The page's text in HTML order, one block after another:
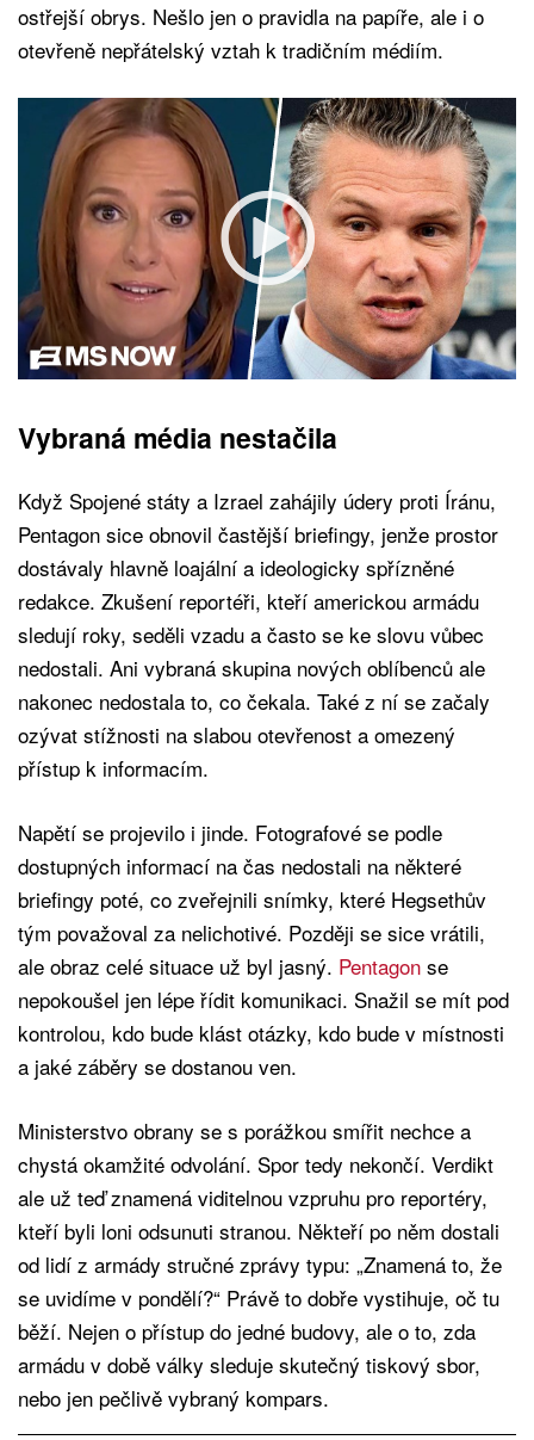
ostřejší obrys. Nešlo jen o pravidla na papíře, ale i o
otevřeně nepřátelský vztah k tradičním médiím.
Vybraná média nestačila
Když Spojené státy a Izrael zahájily údery proti Íránu,
Pentagon sice obnovil častější briefingy, jenže prostor
dostávaly hlavně loajální a ideologicky spřízněné
redakce. Zkušení reportéři, kteří americkou armádu
sledují roky, seděli vzadu a často se ke slovu vůbec
nedostali. Ani vybraná skupina nových oblíbenců ale
nakonec nedostala to, co čekala. Také z ní se začaly
ozývat stížnosti na slabou otevřenost a omezený
přístup k informacím.
Napětí se projevilo i jinde. Fotografové se podle
dostupných informací na čas nedostali na některé
briefingy poté, co zveřejnili snímky, které Hegsethův
tým považoval za nelichotivé. Později se sice vrátili,
ale obraz celé situace už byl jasný. Pentagon se
nepokoušel jen lépe řídit komunikaci. Snažil se mít pod
kontrolou, kdo bude klást otázky, kdo bude v místnosti
a jaké záběry se dostanou ven.
Ministerstvo obrany se s porážkou smířit nechce a
chystá okamžité odvolání. Spor tedy nekončí. Verdikt
ale už teď znamená viditelnou vzpruhu pro reportéry,
kteří byli loni odsunuti stranou. Někteří po něm dostali
od lidí z armády stručné zprávy typu: „Znamená to, že
se uvidíme v pondělí?“ Právě to dobře vystihuje, oč tu
běží. Nejen o přístup do jedné budovy, ale o to, zda
armádu v době války sleduje skutečný tiskový sbor,
nebo jen pečlivě vybraný kompars.